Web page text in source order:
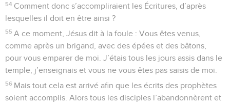
54 Comment donc s’accompliraient les Écritures, d’après
lesquelles il doit en être ainsi ?
55 A ce moment, Jésus dit à la foule : Vous êtes venus,
comme après un brigand, avec des épées et des bâtons,
pour vous emparer de moi. J’étais tous les jours assis dans le
temple, j’enseignais et vous ne vous êtes pas saisis de moi.
56 Mais tout cela est arrivé afin que les écrits des prophètes
soient accomplis. Alors tous les disciples l’abandonnèrent et